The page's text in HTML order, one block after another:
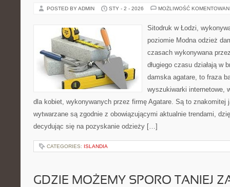
POSTED BY ADMIN STY - 2 - 2026 MOŻLIWOŚĆ
Sitodruk w Łodzi,
poziomie Modna odzież
czasach wykonywana
długiego czasu działają w
damska agatare, to fraza
wyszukiwarki internetowe,
dla kobiet, wykonywanych przez firmę Agatare. Są to znakomitej
wytwarzane są zgodnie z obowiązującymi aktualnie trendami,
decydując się na pozyskanie odzieży […]
CATEGORIES: ISLANDIA
GDZIE MOŻEMY SPORO TANIEJ